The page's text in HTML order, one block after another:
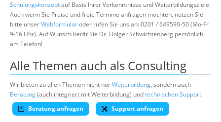
Schulungskonzeptauf Basis Ihrer Vorkenntnisse und Weiterbildungsziele.
Auch wenn Sie Preise und freie Termine anfragen möchten, nutzen Sie
bitte unserWebformularoder rufen Sie uns an: 0201 / 649590-50 (Mo-Fr
9-16 Uhr). Auf Wunsch berät Sie Dr. Holger Schwichtenberg persönlich
am Telefon!
Alle Themen auch als Consulting
Wir bieten zu allen Themen nicht nurWeiterbildung, sondern auch
Beratung(auch integriert mit Weiterbildung) undtechnischen Support.
Beratung anfragen
Support anfragen